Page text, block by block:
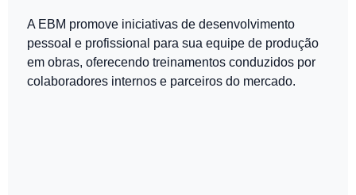
A EBM promove iniciativas de desenvolvimento
pessoal e profissional para sua equipe de produção
em obras, oferecendo treinamentos conduzidos por
colaboradores internos e parceiros do mercado.